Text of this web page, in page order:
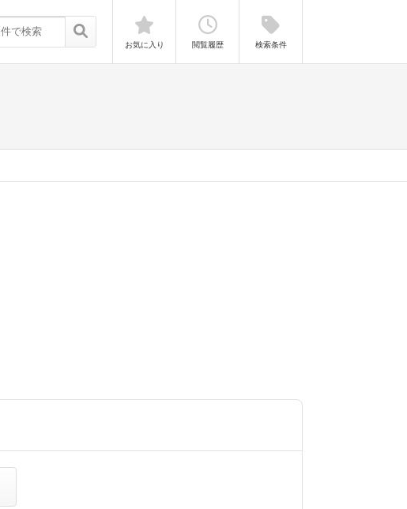
お気に入り 閲覧履歴 検索条件